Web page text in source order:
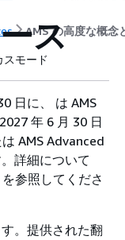
AMS の高度な概念
ス
スモード
日に、 は AMS
年 6 月 30 日
AMS Advanced
詳細について
を参照してくださ
。提供された翻